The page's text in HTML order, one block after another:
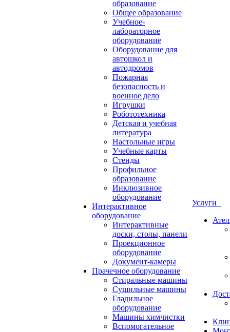
образование
Общее образование
Учебное-
лабораторное
оборудование
Оборудование для
автошкол и
автодромов
Пожарная
безопасность и
военное дело
Игрушки
Робототехника
Детская и учебная
литература
Настольные игры
Учебные карты
Стенды
Профильное
образование
Инклюзивное
оборудование
Интерактивное
оборудование
Интерактивные
доски, столы, панели
Проекционное
оборудование
Документ-камеры
Прачечное оборудование
Стиральные машины
Сушильные машины
Гладильное
оборудование
Машины химчистки
Вспомогательное
Услуги